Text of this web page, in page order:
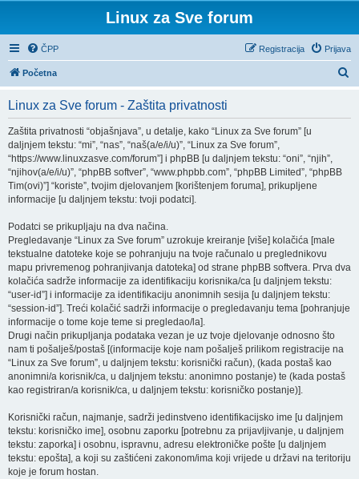
Linux za Sve forum
ČPP Prijava
Registracija
Početna
Linux za Sve forum - Zaštita privatnosti
Zaštita privatnosti “objašnjava”, u detalje, kako “Linux za Sve forum” [u
daljnjem tekstu: “mi”, “nas”, “naš(a/e/i/u)”, “Linux za Sve forum”,
“https://www.linuxzasve.com/forum”] i phpBB [u daljnjem tekstu: “oni”, “njih”,
“njihov(a/e/i/u)”, “phpBB softver”, “www.phpbb.com”, “phpBB Limited”, “phpBB
Tim(ovi)”] “koriste”, tvojim djelovanjem [korištenjem foruma], prikupljene
informacije [u daljnjem tekstu: tvoji podatci].
Podatci se prikupljaju na dva načina.
Pregledavanje “Linux za Sve forum” uzrokuje kreiranje [više] kolačića [male
tekstualne datoteke koje se pohranjuju na tvoje računalo u preglednikovu
mapu privremenog pohranjivanja datoteka] od strane phpBB softvera. Prva dva
kolačića sadrže informacije za identifikaciju korisnika/ca [u daljnjem tekstu:
“user-id”] i informacije za identifikaciju anonimnih sesija [u daljnjem tekstu:
“session-id”]. Treći kolačić sadrži informacije o pregledavanju tema [pohranjuje
informacije o tome koje teme si pregledao/la].
Drugi način prikupljanja podataka vezan je uz tvoje djelovanje odnosno što
nam ti pošalješ/postaš [(informacije koje nam pošalješ prilikom registracije na
“Linux za Sve forum”, u daljnjem tekstu: korisnički račun), (kada postaš kao
anonimni/a korisnik/ca, u daljnjem tekstu: anonimno postanje) te (kada postaš
kao registriran/a korisnik/ca, u daljnjem tekstu: korisničko postanje)].
Korisnički račun, najmanje, sadrži jedinstveno identifikacijsko ime [u daljnjem
tekstu: korisničko ime], osobnu zaporku [potrebnu za prijavljivanje, u daljnjem
tekstu: zaporka] i osobnu, ispravnu, adresu elektroničke pošte [u daljnjem
tekstu: epošta], a koji su zaštićeni zakonom/ima koji vrijede u državi na teritoriju
koje je forum hostan.